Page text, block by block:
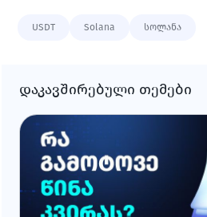
USDT Solana სოლანა
დაკავშირებული თემები